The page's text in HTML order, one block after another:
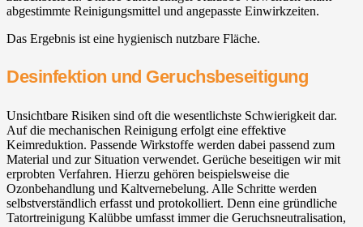
abgestimmte Reinigungsmittel und angepasste Einwirkzeiten.
Das Ergebnis ist eine hygienisch nutzbare Fläche.
Desinfektion und Geruchsbeseitigung
Unsichtbare Risiken sind oft die wesentlichste Schwierigkeit dar.
Auf die mechanischen Reinigung erfolgt eine effektive
Keimreduktion. Passende Wirkstoffe werden dabei passend zum
Material und zur Situation verwendet. Gerüche beseitigen wir mit
erprobten Verfahren. Hierzu gehören beispielsweise die
Ozonbehandlung und Kaltvernebelung. Alle Schritte werden
selbstverständlich erfasst und protokolliert. Denn eine gründliche
Tatortreinigung Kalübbe umfasst immer die Geruchsneutralisation,